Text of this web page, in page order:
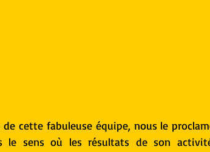
cette fabuleuse équipe, nous le
le sens où les résultats de son